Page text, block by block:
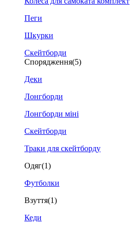
Пеги
Шкурки
Скейтборди
Спорядження(5)
Деки
Лонгборди
Лонгборди міні
Скейтборди
Траки для скейтборду
Одяг(1)
Футболки
Взуття(1)
Кеди